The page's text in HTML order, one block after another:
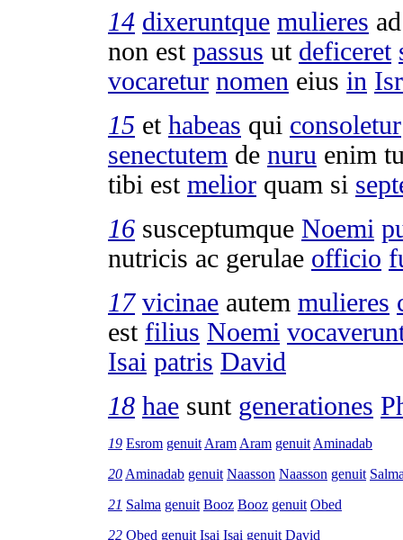
14 dixeruntque mulieres
non est passus ut deficeret
vocaretur nomen eius in
15 et habeas qui consoletur
senectutem de nuru enim
tibi est melior quam si
16 susceptumque Noemi
nutricis ac gerulae officio
17 vicinae autem mulieres
est filius Noemi
Isai patris David
18 hae sunt generationes
19 Esrom genuit Aram Aram genuit Aminadab
20 Aminadab genuit Naasson Naasson genuit
21 Salma genuit Booz Booz genuit Obed
22 Obed genuit Isai Isai genuit David